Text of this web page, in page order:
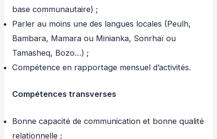
base communautaire) ;
Parler au moins une des langues locales (Peulh,
Bambara, Mamara ou Minianka, Sonrhaï ou
Tamasheq, Bozo…) ;
Compétence en rapportage mensuel d’activités.
Compétences transverses
Bonne capacité de communication et bonne qualité
relationnelle ;